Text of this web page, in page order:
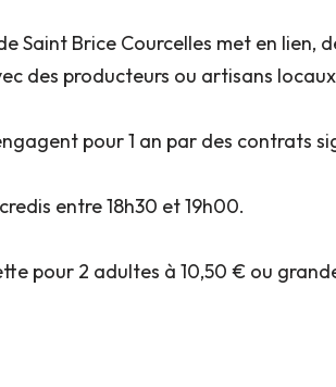
Saint Brice Courcelles met en lien,
des producteurs ou artisans
pour 1 an par des contrats
entre 18h30 et 19h00.
pour 2 adultes à 10,50 € ou